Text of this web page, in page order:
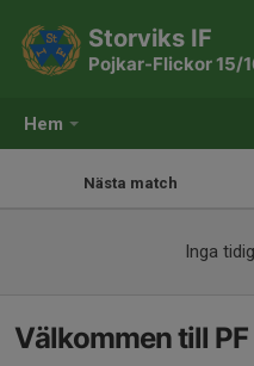
Hem
Storviks IF
Pojkar-Flickor 15/
Nästa match
Inga
Välkommen till